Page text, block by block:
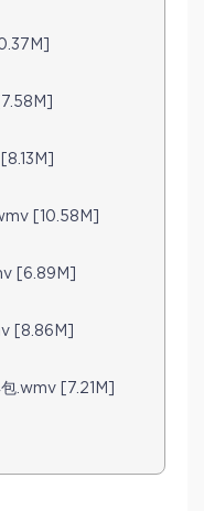
[10.58M]
[6.89M]
[8.86M]
.wmv [7.21M]